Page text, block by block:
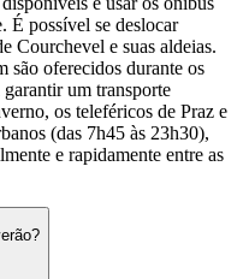
É possível se deslocar
Courchevel e suas aldeias.
são oferecidos durante os
um transporte
os teleféricos de Praz e
(das 7h45 às 23h30),
e rapidamente entre as